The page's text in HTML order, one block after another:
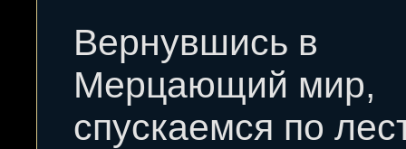
Вернувшись в
Мерцающий мир,
спускаемся по